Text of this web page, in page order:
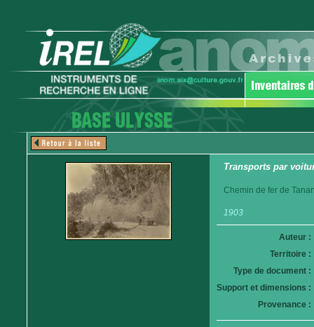
Transports par
Chemin de fer de
1903
Auteur :
Territoire :
Type de document :
Support et dimensions :
Provenance :